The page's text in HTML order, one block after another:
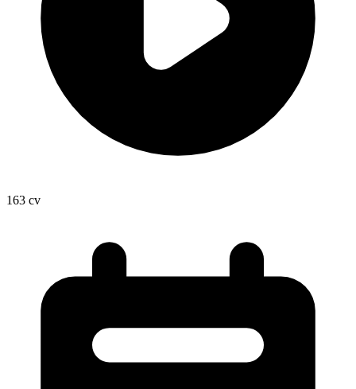
163 cv